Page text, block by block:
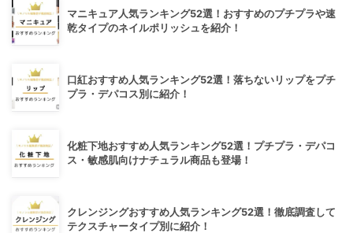
マニキュア人気ランキング52選！おすすめのプチプラや速
乾タイプのネイルポリッシュを紹介！
口紅おすすめ人気ランキング52選！落ちないリップをプチ
プラ・デパコス別に紹介！
化粧下地おすすめ人気ランキング52選！プチプラ・デパコ
ス・敏感肌向けナチュラル商品も登場！
クレンジングおすすめ人気ランキング52選！徹底調査して
テクスチャータイプ別に紹介！